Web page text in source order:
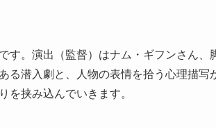
す。演出（監督）はナム・ギフンさん、
る潜入劇と、人物の表情を拾う心理描
を挟み込んでいきます。